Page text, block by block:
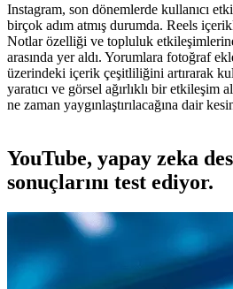
Instagram, son dönemlerde kullanıcı
birçok adım atmış durumda. Reels
Notlar özelliği ve topluluk
arasında yer aldı. Yorumlara fotoğraf
üzerindeki içerik çeşitliliğini artırarak
yaratıcı ve görsel ağırlıklı bir etkileşim
ne zaman yaygınlaştırılacağına dair
YouTube, yapay zeka
sonuçlarını test ediyor.